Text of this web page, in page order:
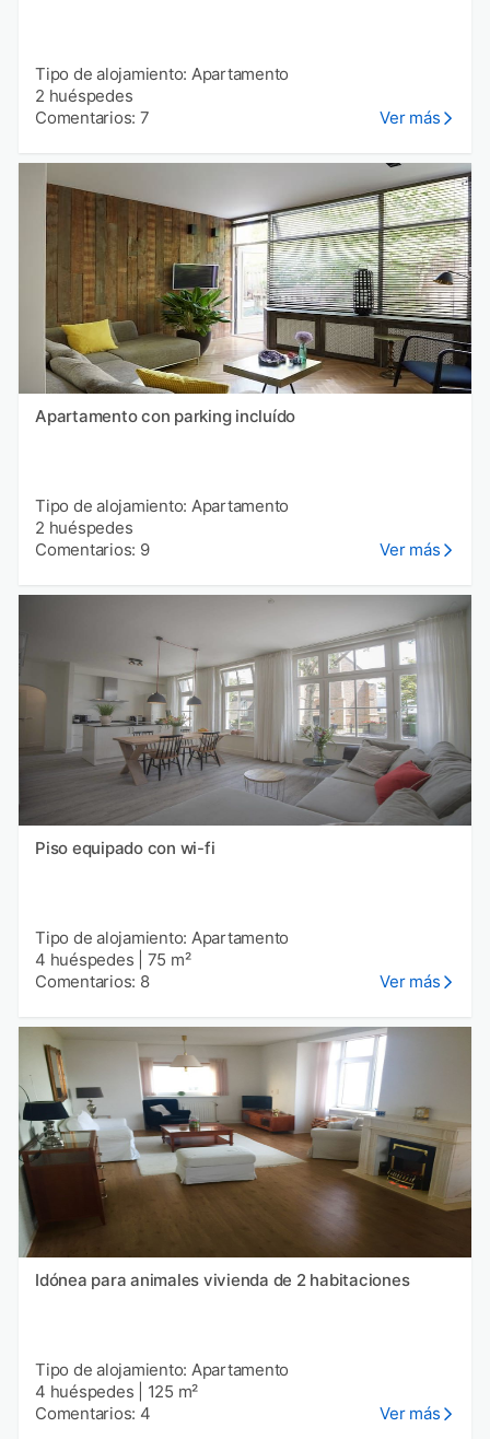
Tipo de alojamiento: Apartamento
2 huéspedes
Comentarios: 7
Ver más
Apartamento con parking incluído
Tipo de alojamiento: Apartamento
2 huéspedes
Comentarios: 9
Ver más
Piso equipado con wi-fi
Tipo de alojamiento: Apartamento
4 huéspedes
75 m²
Comentarios: 8
Ver más
Idónea para animales vivienda de 2 habitaciones
Tipo de alojamiento: Apartamento
4 huéspedes
125 m²
Comentarios: 4
Ver más